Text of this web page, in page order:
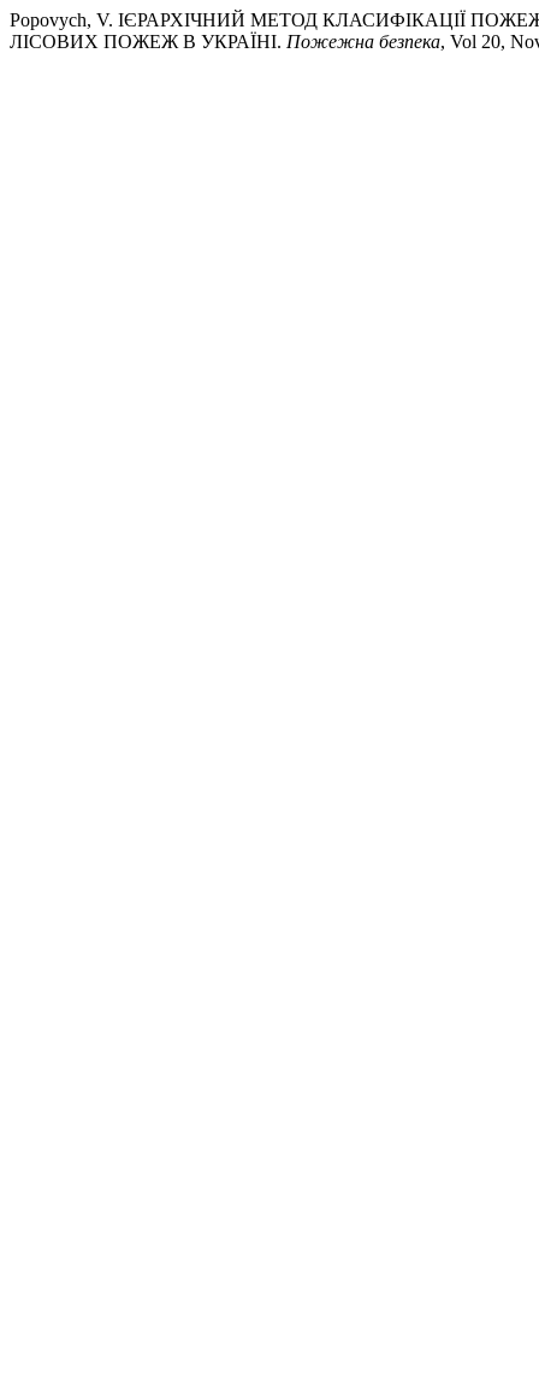
Popovych, V. ІЄРАРХІЧНИЙ МЕТОД КЛАСИФІКАЦІЇ
ЛІСОВИХ ПОЖЕЖ В УКРАЇНІ. Пожежна безпека, Vol 20,